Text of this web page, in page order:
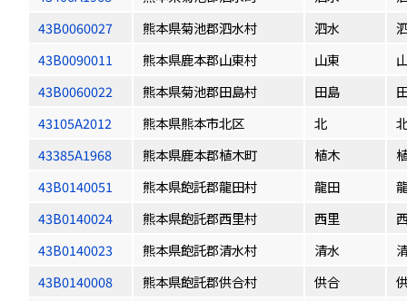
43B0060027
熊本県菊池郡泗水村 泗水
43B0090011
熊本県鹿本郡山東村 山東
43B0060022
熊本県菊池郡田島村 田島
43105A2012
熊本県熊本市北区 北
43385A1968
熊本県鹿本郡植木町 植木
43B0140051
熊本県飽託郡龍田村 龍田
43B0140024
熊本県飽託郡西里村 西里
43B0140023
熊本県飽託郡清水村 清水
43B0140008
熊本県飽託郡供合村 供合